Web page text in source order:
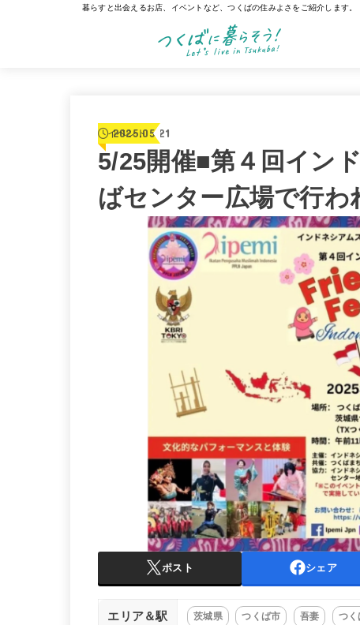
暮らすと出会えるお店、イベントなど、つくばの住みよさをご紹介します。
イベント
2025.05.21
5/25開催■第４回イン
ばセンター広場で行わ
ポスト シェア
エリア＆駅 茨城県 つくば市 吾妻 つく